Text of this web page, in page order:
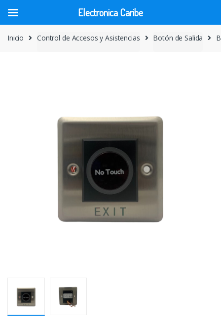
Inicio Control de Accesos y Asistencias Botón de Salida
Electronica Caribe